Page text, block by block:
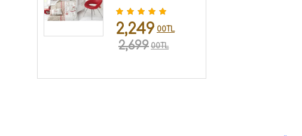
2,249 00TL
2,699 00TL